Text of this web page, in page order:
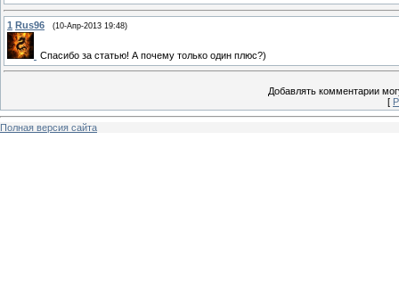
1 Rus96 (10-Апр-2013 19:48)
Спасибо за статью! А почему только один плюс?)
Добавлять комментарии
[
Полная версия сайта